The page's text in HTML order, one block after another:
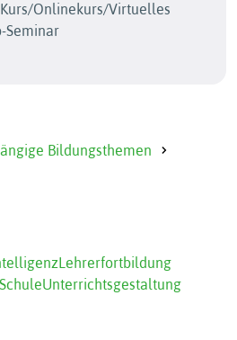
Kurs/Onlinekurs/Virtuelles
Seminar
Bildungsthemen
Lehrerfortbildung
SchuleUnterrichtsgestaltung